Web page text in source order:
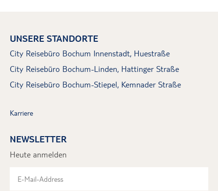
UNSERE STANDORTE
City Reisebüro Bochum Innenstadt, Huestraße
City Reisebüro Bochum-Linden, Hattinger Straße
City Reisebüro Bochum-Stiepel, Kemnader Straße
Karriere
NEWSLETTER
Heute anmelden